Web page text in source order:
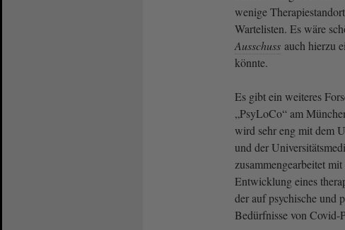
wenige
Wartelisten. Es wäre
Ausschuss auch hierzu
könnte.
Es gibt ein weiteres
„PsyLoCo“ am
wird sehr eng mit dem
und der
zusammengearbeitet
Entwicklung eines
der auf psychische und
Bedürfnisse von Covid-